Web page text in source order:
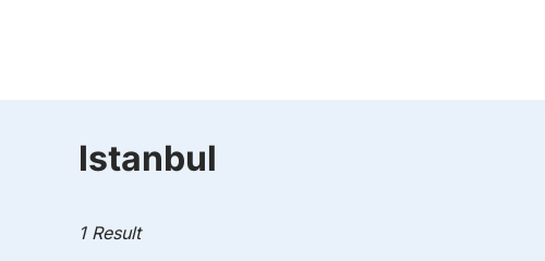
Jakarta
Istanbul
1 Result